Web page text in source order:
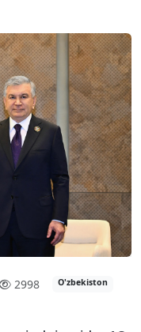
2998
O'zbekiston